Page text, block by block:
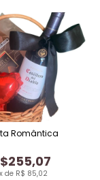
de R$ 85,02
Romântica